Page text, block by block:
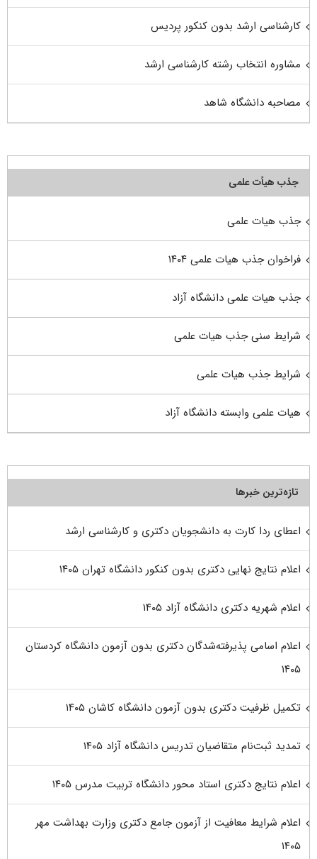
کارشناسی ارشد بدون کنکور پردیس
مشاوره انتخاب رشته کارشناسی ارشد
مصاحبه دانشگاه شاهد
جذب هیأت علمی
جذب هیات علمی
فراخوان جذب هیات علمی ۱۴۰۴
جذب هیات علمی دانشگاه آزاد
شرایط سنی جذب هیات علمی
شرایط جذب هیات علمی
هیات علمی وابسته دانشگاه آزاد
تازه‌ترین خبرها
اعطای ردا کارت به دانشجویان دکتری و کارشناسی ارشد
اعلام نتایج نهایی دکتری بدون کنکور دانشگاه تهران ۱۴۰۵
اعلام شهریه دکتری دانشگاه آزاد ۱۴۰۵
اعلام اسامی پذیرفته‌شدگان دکتری بدون آزمون دانشگاه کردستان
۱۴۰۵
تکمیل ظرفیت دکتری بدون آزمون دانشگاه کاشان ۱۴۰۵
تمدید ثبت‌نام متقاضیان تدریس دانشگاه آزاد ۱۴۰۵
اعلام نتایج دکتری استاد محور دانشگاه تربیت مدرس ۱۴۰۵
اعلام شرایط معافیت از آزمون جامع دکتری وزارت بهداشت مهر
۱۴۰۵